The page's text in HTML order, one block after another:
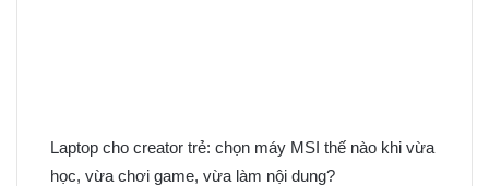
Laptop cho creator trẻ: chọn máy MSI thế nào khi vừa
học, vừa chơi game, vừa làm nội dung?